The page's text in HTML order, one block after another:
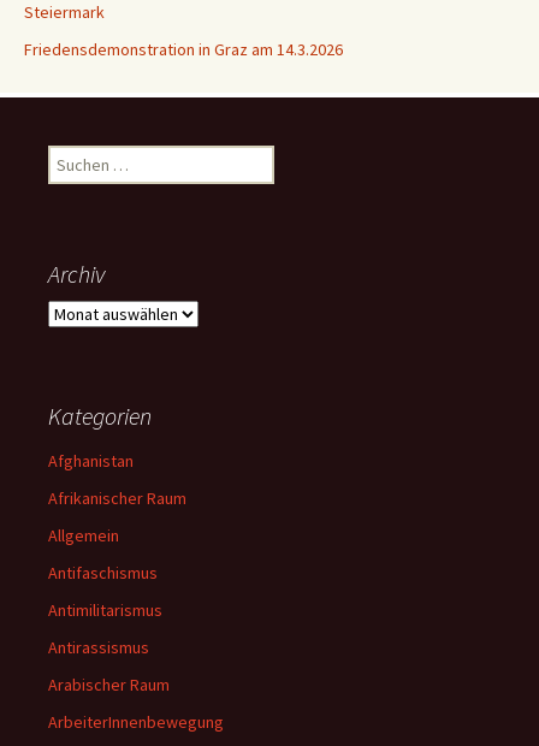
Steiermark
Friedensdemonstration in Graz am 14.3.2026
Suchen
nach:
Archiv
Archiv
Kategorien
Afghanistan
Afrikanischer Raum
Allgemein
Antifaschismus
Antimilitarismus
Antirassismus
Arabischer Raum
ArbeiterInnenbewegung